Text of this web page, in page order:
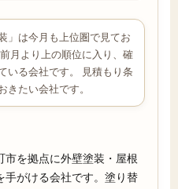
」は今月も上位圏で見てお
月より上の順位に入り、確
いる会社です。 見積もり条
きたい会社です。
を拠点に外壁塗装・屋根
手がける会社です。塗り替